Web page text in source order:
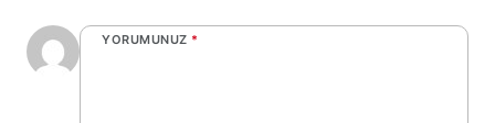
YORUMUNUZ *